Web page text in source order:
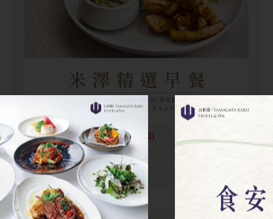
07:00~10:00 (Last order 09:30)
米沢セレクト朝食